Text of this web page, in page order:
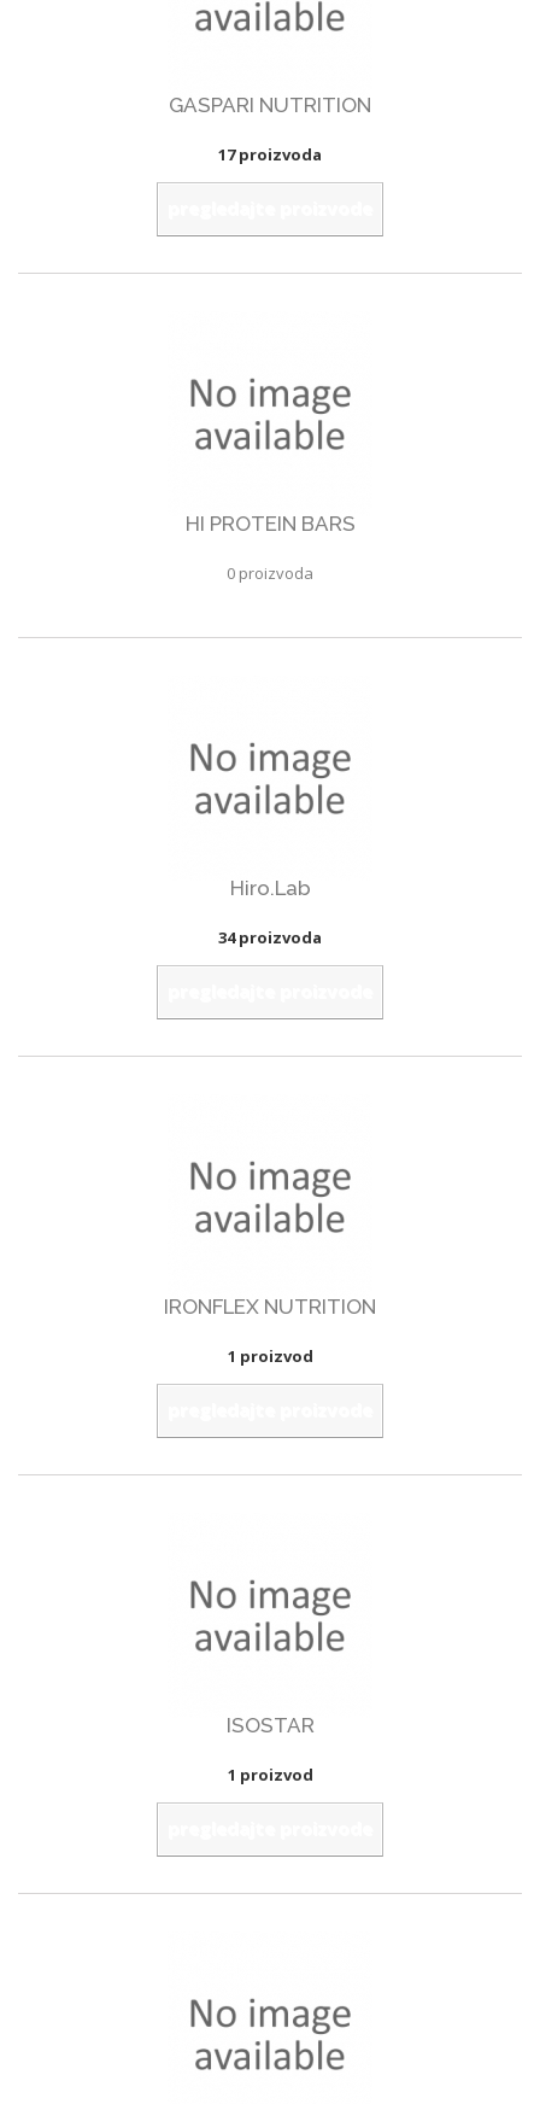
GASPARI NUTRITION
17 proizvoda
HI PROTEIN BARS
0 proizvoda
Hiro.Lab
34 proizvoda
IRONFLEX NUTRITION
1 proizvod
ISOSTAR
1 proizvod